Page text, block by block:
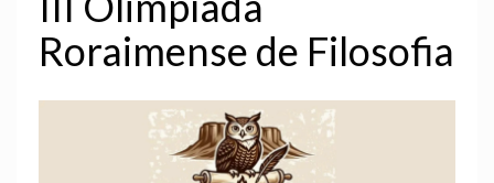
Roraimense de Filosofia